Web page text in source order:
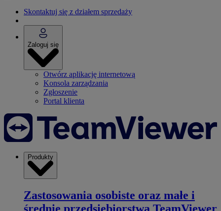
Skontaktuj się z działem sprzedaży
Zaloguj się
Otwórz aplikację internetową
Konsola zarządzania
Zgłoszenie
Portal klienta
Produkty
Zastosowania osobiste oraz małe i
średnie przedsiębiorstwa TeamViewer